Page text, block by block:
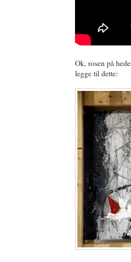
Ok, rosen på
legge til dette: